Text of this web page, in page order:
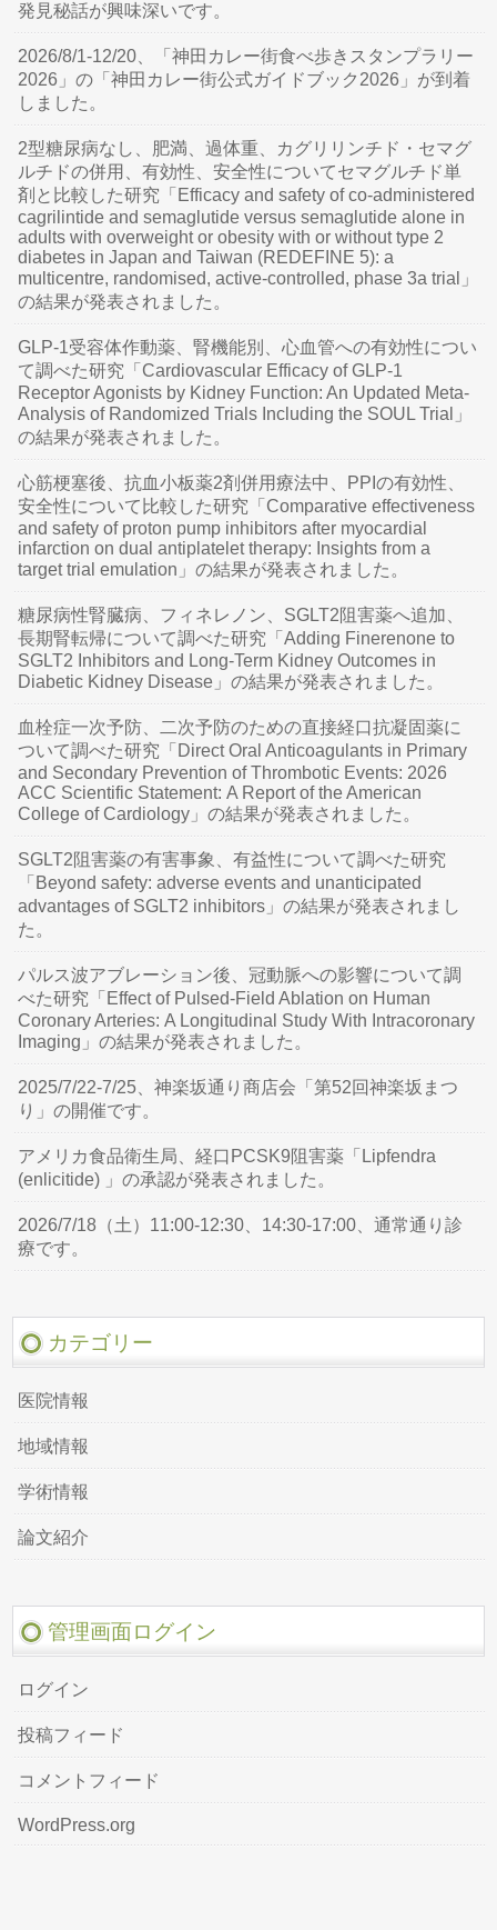
発見秘話が興味深いです。
2026/8/1-12/20、「神田カレー街食べ歩きスタンプラリー
2026」の「神田カレー街公式ガイドブック2026」が到着
しました。
2型糖尿病なし、肥満、過体重、カグリリンチド・セマグ
ルチドの併用、有効性、安全性についてセマグルチド単
剤と比較した研究「Efficacy and safety of co-administered
cagrilintide and semaglutide versus semaglutide alone in
adults with overweight or obesity with or without type 2
diabetes in Japan and Taiwan (REDEFINE 5): a
multicentre, randomised, active-controlled, phase 3a trial」
の結果が発表されました。
GLP-1受容体作動薬、腎機能別、心血管への有効性につい
て調べた研究「Cardiovascular Efficacy of GLP-1
Receptor Agonists by Kidney Function: An Updated Meta-
Analysis of Randomized Trials Including the SOUL Trial」
の結果が発表されました。
心筋梗塞後、抗血小板薬2剤併用療法中、PPIの有効性、
安全性について比較した研究「Comparative effectiveness
and safety of proton pump inhibitors after myocardial
infarction on dual antiplatelet therapy: Insights from a
target trial emulation」の結果が発表されました。
糖尿病性腎臓病、フィネレノン、SGLT2阻害薬へ追加、
長期腎転帰について調べた研究「Adding Finerenone to
SGLT2 Inhibitors and Long-Term Kidney Outcomes in
Diabetic Kidney Disease」の結果が発表されました。
血栓症一次予防、二次予防のための直接経口抗凝固薬に
ついて調べた研究「Direct Oral Anticoagulants in Primary
and Secondary Prevention of Thrombotic Events: 2026
ACC Scientific Statement: A Report of the American
College of Cardiology」の結果が発表されました。
SGLT2阻害薬の有害事象、有益性について調べた研究
「Beyond safety: adverse events and unanticipated
advantages of SGLT2 inhibitors」の結果が発表されまし
た。
パルス波アブレーション後、冠動脈への影響について調
べた研究「Effect of Pulsed-Field Ablation on Human
Coronary Arteries: A Longitudinal Study With Intracoronary
Imaging」の結果が発表されました。
2025/7/22-7/25、神楽坂通り商店会「第52回神楽坂まつ
り」の開催です。
アメリカ食品衛生局、経口PCSK9阻害薬「Lipfendra
(enlicitide) 」の承認が発表されました。
2026/7/18（土）11:00-12:30、14:30-17:00、通常通り診
療です。
カテゴリー
医院情報
地域情報
学術情報
論文紹介
管理画面ログイン
ログイン
投稿フィード
コメントフィード
WordPress.org